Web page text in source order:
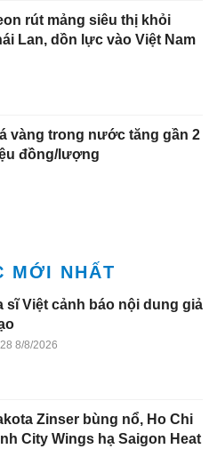
rút mảng siêu thị khỏi
Lan, dồn lực vào Việt Nam
vàng trong nước tăng gần 2
đồng/lượng
MỚI NHẤT
sĩ Việt cảnh báo nội dung giả
8/8/2026
Zinser bùng nổ, Ho Chi
City Wings hạ Saigon Heat